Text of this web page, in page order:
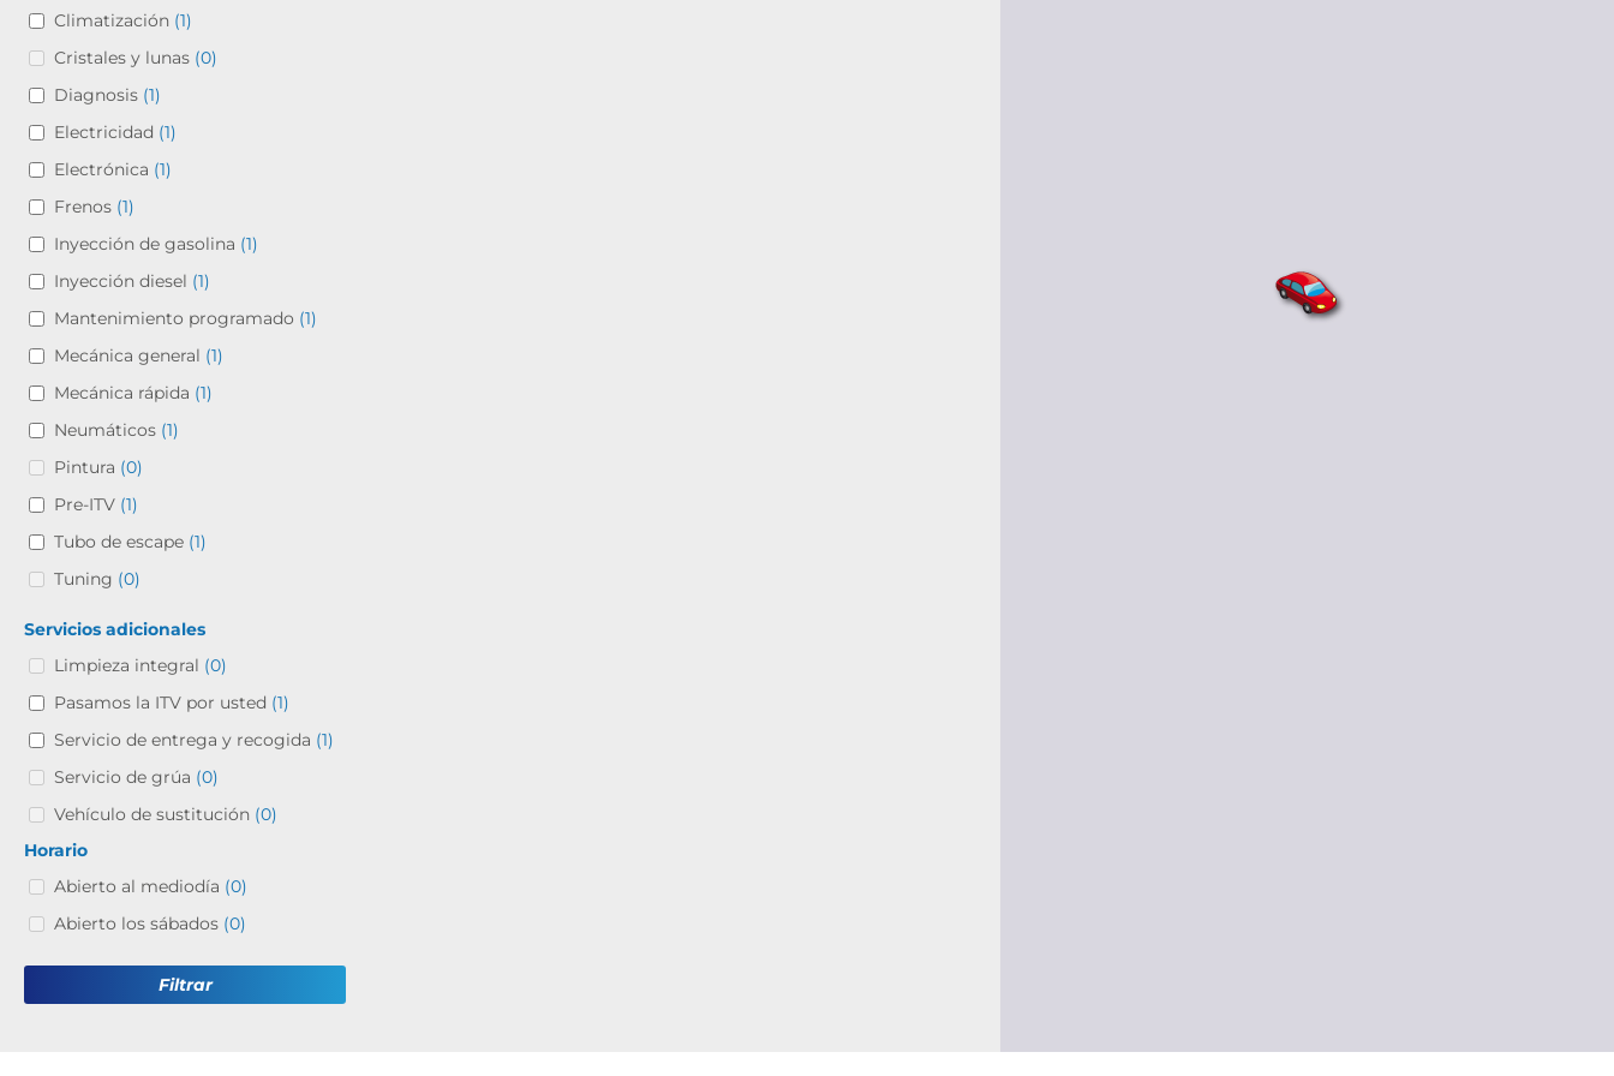
Climatización (1)
Cristales y lunas (0)
Diagnosis (1)
Electricidad (1)
Electrónica (1)
Frenos (1)
Inyección de gasolina (1)
Inyección diesel (1)
Mantenimiento programado (1)
Mecánica general (1)
Mecánica rápida (1)
Neumáticos (1)
Pintura (0)
Pre-ITV (1)
Tubo de escape (1)
Tuning (0)
Servicios adicionales
Limpieza integral (0)
Pasamos la ITV por usted (1)
Servicio de entrega y recogida (1)
Servicio de grúa (0)
Vehículo de sustitución (0)
Horario
Abierto al mediodía (0)
Abierto los sábados (0)
Filtrar